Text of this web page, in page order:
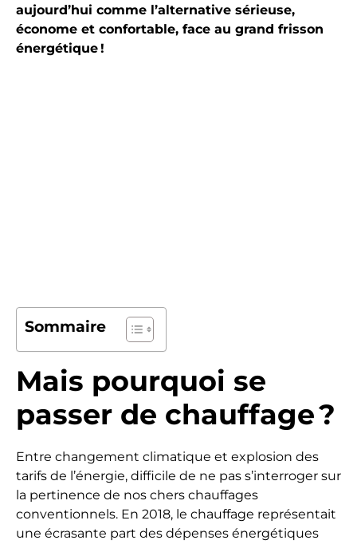
aujourd’hui comme l’alternative sérieuse,
économe et confortable, face au grand frisson
énergétique !
Sommaire
Mais pourquoi se
passer de chauffage ?
Entre changement climatique et explosion des
tarifs de l’énergie, difficile de ne pas s’interroger sur
la pertinence de nos chers chauffages
conventionnels. En 2018, le chauffage représentait
une écrasante part des dépenses énergétiques